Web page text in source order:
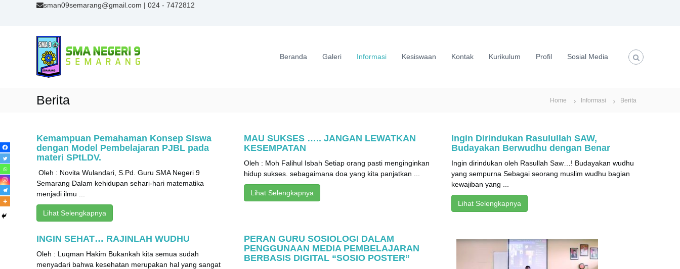
sman09semarang@gmail.com | 024 - 7472812
r
a
g
Beranda Galeri Informasi Kesiswaan Kontak Kurikulum Profil Sosial Media
Berita Home Informasi Berita
Kemampuan Pemahaman Konsep Siswa
dengan Model Pembelajaran PJBL pada
materi SPtLDV.
Oleh : Novita Wulandari, S.Pd. Guru SMA Negeri 9
Semarang Dalam kehidupan sehari-hari matematika
menjadi ilmu ...
Lihat Selengkapnya
MAU SUKSES ….. JANGAN LEWATKAN
KESEMPATAN
Oleh : Moh Falihul Isbah Setiap orang pasti menginginkan
hidup sukses. sebagaimana doa yang kita panjatkan ...
Lihat Selengkapnya
Ingin Dirindukan Rasulullah SAW,
Budayakan Berwudhu dengan Benar
Ingin dirindukan oleh Rasullah Saw…! Budayakan wudhu
yang sempurna Sebagai seorang muslim wudhu bagian
kewajiban yang ...
Lihat Selengkapnya
INGIN SEHAT… RAJINLAH WUDHU
Oleh : Luqman Hakim Bukankah kita semua sudah
menyadari bahwa kesehatan merupakan hal yang sangat
PERAN GURU SOSIOLOGI DALAM
PENGGUNAAN MEDIA PEMBELAJARAN
BERBASIS DIGITAL “SOSIO POSTER”